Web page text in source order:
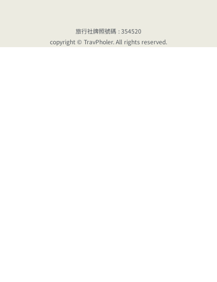
旅行社牌照號碼 : 354520
copyright © TravPholer. All rights reserved.